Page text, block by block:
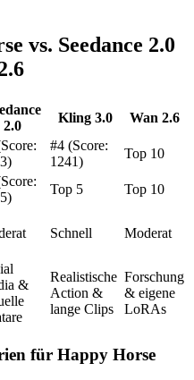
vs. Seedance 2.0
2.0
Kling 3.0 Wan 2.6
#4 (Score:
1241)
Top 10
Top 5 Top 10
Schnell Moderat
&
Realistische
Action &
lange Clips
Forschung
& eigene
LoRAs
für Happy Horse